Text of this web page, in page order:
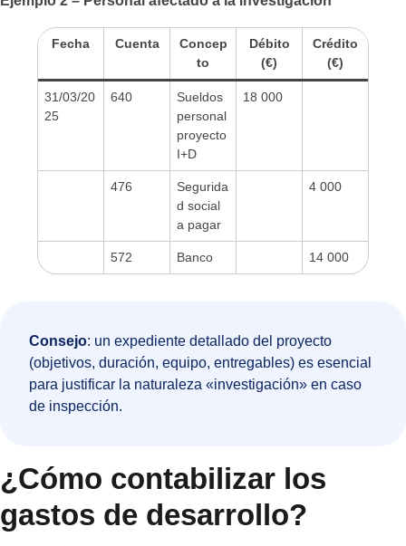
Fecha Cuenta
Concep
to
Débito
(€)
Crédito
(€)
31/03/20
25
640
Sueldos
personal
proyecto
I+D
18 000
476
Segurida
d social
a pagar
4 000
572 Banco 14 000
Consejo: un expediente detallado del proyecto
(objetivos, duración, equipo, entregables) es esencial
para justificar la naturaleza «investigación» en caso
de inspección.
¿Cómo contabilizar los
gastos de desarrollo?